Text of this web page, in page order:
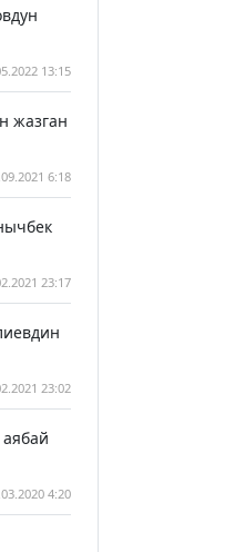
13:15
жазган
6:18
23:17
23:02
4:20